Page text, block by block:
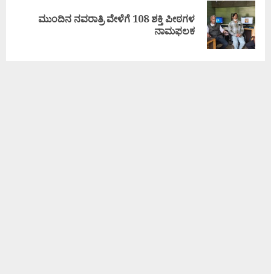
ಮುಂದಿನ ನವರಾತ್ರಿ ವೇಳೆಗೆ 108 ಶಕ್ತಿ ಪೀಠಗಳ
ನಾಮಫಲಕ